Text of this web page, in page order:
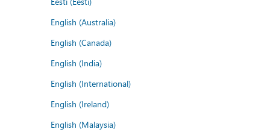
English (Australia)
English (Canada)
English (India)
English (International)
English (Ireland)
English (Malaysia)